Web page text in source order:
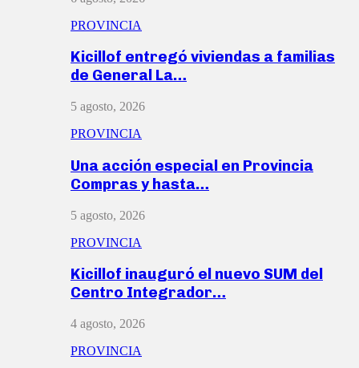
PROVINCIA
Kicillof entregó viviendas a familias
de General La…
5 agosto, 2026
PROVINCIA
Una acción especial en Provincia
Compras y hasta…
5 agosto, 2026
PROVINCIA
Kicillof inauguró el nuevo SUM del
Centro Integrador…
4 agosto, 2026
PROVINCIA